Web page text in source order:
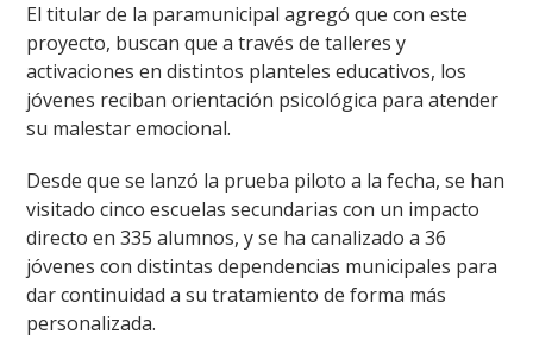
El titular de la paramunicipal agregó que con este
proyecto, buscan que a través de talleres y
activaciones en distintos planteles educativos, los
jóvenes reciban orientación psicológica para atender
su malestar emocional.
Desde que se lanzó la prueba piloto a la fecha, se han
visitado cinco escuelas secundarias con un impacto
directo en 335 alumnos, y se ha canalizado a 36
jóvenes con distintas dependencias municipales para
dar continuidad a su tratamiento de forma más
personalizada.